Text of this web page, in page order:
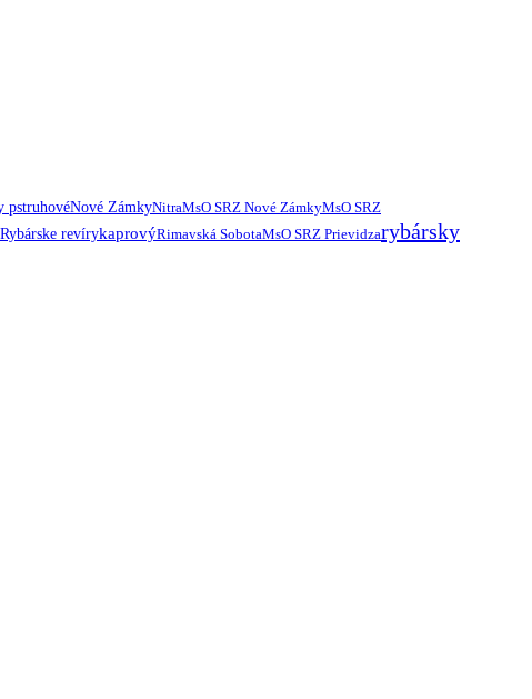
pstruhovéNové ZámkyNitraMsO SRZ Nové ZámkyMsO SRZ
Rybárske revírykaprovýRimavská SobotaMsO SRZ Prievidzarybársky